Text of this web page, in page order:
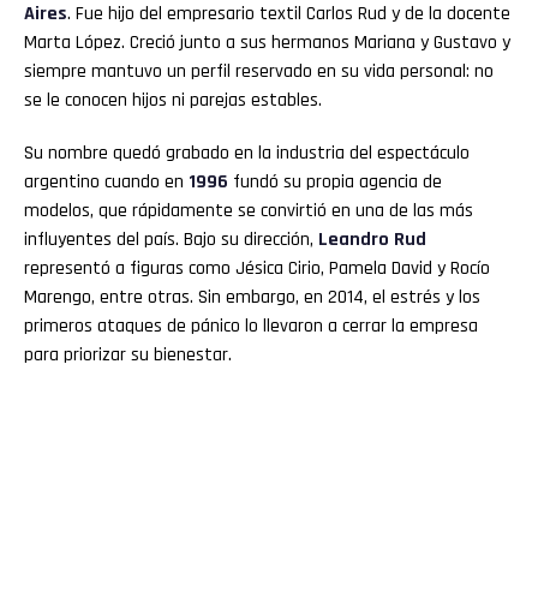
Aires. Fue hijo del empresario textil Carlos Rud y de la docente
Marta López. Creció junto a sus hermanos Mariana y Gustavo y
siempre mantuvo un perfil reservado en su vida personal: no
se le conocen hijos ni parejas estables.
Su nombre quedó grabado en la industria del espectáculo
argentino cuando en 1996 fundó su propia agencia de
modelos, que rápidamente se convirtió en una de las más
influyentes del país. Bajo su dirección, Leandro Rud
representó a figuras como Jésica Cirio, Pamela David y Rocío
Marengo, entre otras. Sin embargo, en 2014, el estrés y los
primeros ataques de pánico lo llevaron a cerrar la empresa
para priorizar su bienestar.